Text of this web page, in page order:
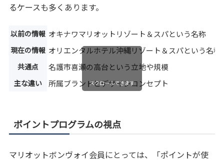
るケースも多くあります。
以前の情報 オキナワマリオットリゾート＆スパという名称
現在の情報 オリエンタルホテル沖縄リゾート＆スパという名称
共通点 名護市喜瀬の高台という立地や規模
主な違い 所属ブランドとデザインコンセプト
スクロールできます
ポイントプログラムの視点
マリオットボンヴォイ会員にとっては、「ポイントが使